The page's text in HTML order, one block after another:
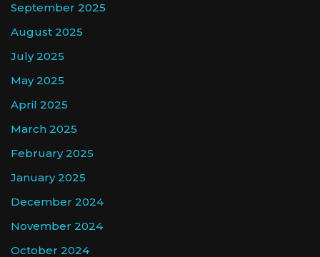
September 2025
August 2025
July 2025
May 2025
April 2025
March 2025
February 2025
January 2025
December 2024
November 2024
October 2024